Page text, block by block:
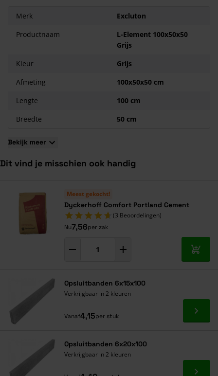
Merk
Excluton
Productnaam
L-Element 100x50x50
Grijs
Kleur
Grijs
Afmeting
100x50x50 cm
Lengte
100 cm
Breedte
50 cm
Bekijk meer
Dit vind je misschien ook handig
Meest gekocht!
Dyckerhoff Comfort Portland Cement
(3 Beoordelingen)
Nu7,56per zak
In
Opsluitbanden 6x15x100
Verkrijgbaar in 2 kleuren
Vanaf4,15per stuk Ga
Opsluitbanden 6x20x100
Verkrijgbaar in 2 kleuren